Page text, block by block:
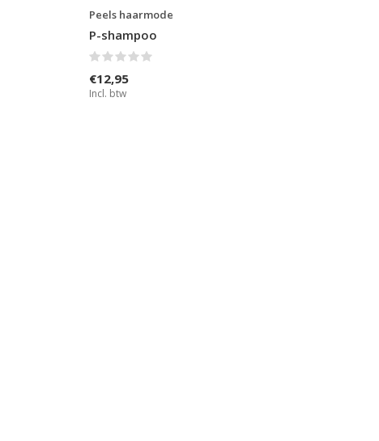
Peels haarmode
P-shampoo
€12,95
Incl. btw